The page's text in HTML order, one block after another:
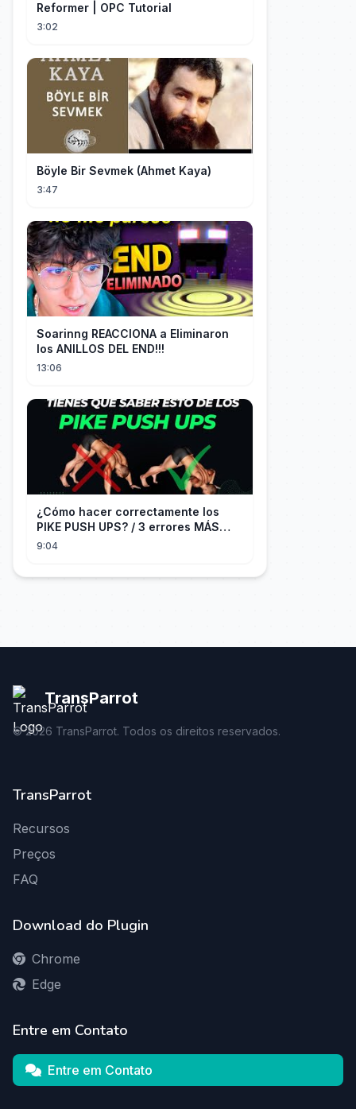
Reformer | OPC Tutorial
3:02
Böyle Bir Sevmek (Ahmet Kaya)
3:47
Soarinng REACCIONA a Eliminaron
los ANILLOS DEL END!!!
13:06
¿Cómo hacer correctamente los
PIKE PUSH UPS? / 3 errores MÁS
9:04
TransParrot
©2026 TransParrot. Todos os direitos reservados.
TransParrot
Recursos
Preços
FAQ
Download do Plugin
Chrome
Edge
Entre em Contato
Entre em Contato